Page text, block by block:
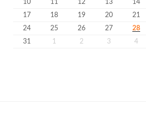
10
11 12 13 14
17
18 19 20 21
24
25 26 27 28
31
1 2 3 4